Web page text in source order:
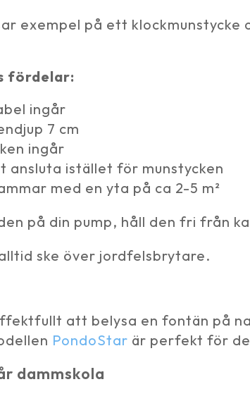
exempel på ett
fördelar:
ingår
7 cm
ingår
ansluta istället för munstycken
med en yta på ca 2-5 m²
på din pump, håll den fri från
ske över jordfelsbrytare.
att belysa en fontän på
PondoStar är perfekt för
dammskola